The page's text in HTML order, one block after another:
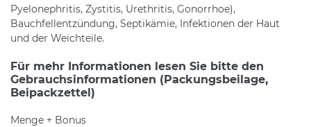
Pyelonephritis, Zystitis, Urethritis, Gonorrhoe),
Bauchfellentzündung, Septikämie, Infektionen der Haut
und der Weichteile.
Für mehr Informationen lesen Sie bitte den
Gebrauchsinformationen (Packungsbeilage,
Beipackzettel)
Menge + Bonus